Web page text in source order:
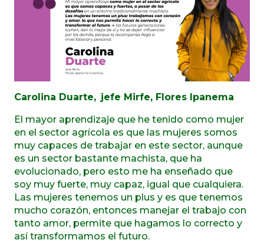
Carolina Duarte, jefe Mirfe, Flores Ipanema
El mayor aprendizaje que he tenido como mujer
en el sector agrícola es que las mujeres somos
muy capaces de trabajar en este sector, aunque
es un sector bastante machista, que ha
evolucionado, pero esto me ha enseñado que
soy muy fuerte, muy capaz, igual que cualquiera.
Las mujeres tenemos un plus y es que tenemos
mucho corazón, entonces manejar el trabajo con
tanto amor, permite que hagamos lo correcto y
así transformamos el futuro.